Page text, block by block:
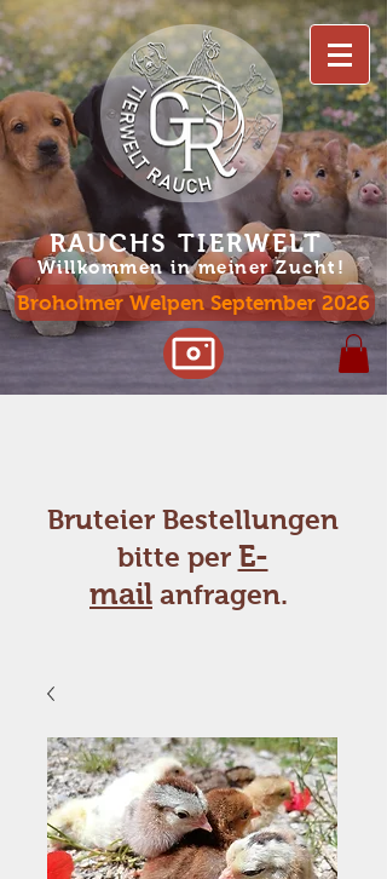
RAUCHS TIERWELT
Willkommen in meiner Zucht!
Broholmer Welpen September 2026
Bruteier Bestellungen
bitte per E-
mail anfragen.